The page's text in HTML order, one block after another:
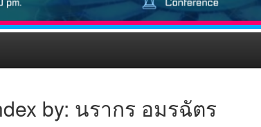
by: นรากร อมรฉัตร